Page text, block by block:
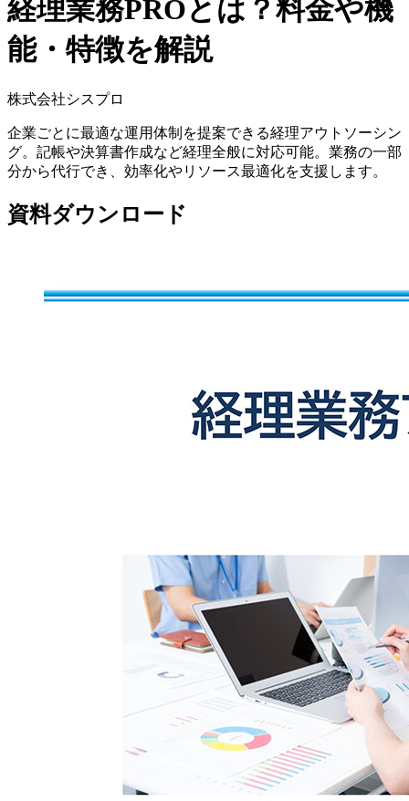
経理業務PROとは？料金や機
能・特徴を解説
株式会社シスプロ
企業ごとに最適な運用体制を提案できる経理アウトソーシン
グ。記帳や決算書作成など経理全般に対応可能。業務の一部
分から代行でき、効率化やリソース最適化を支援します。
資料ダウンロード